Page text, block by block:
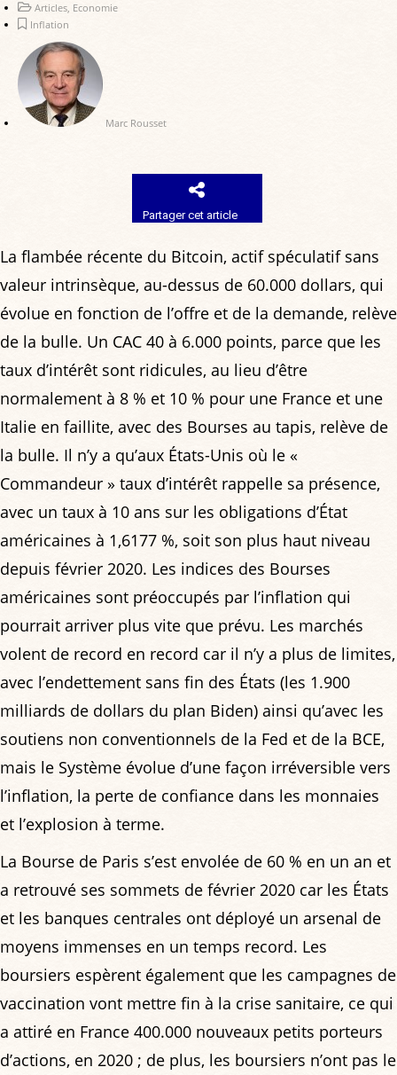
Articles, Economie
Inflation
Marc Rousset
Partager cet article
La flambée récente du Bitcoin, actif spéculatif sans
valeur intrinsèque, au-dessus de 60.000 dollars, qui
évolue en fonction de l’offre et de la demande, relève
de la bulle. Un CAC 40 à 6.000 points, parce que les
taux d’intérêt sont ridicules, au lieu d’être
normalement à 8 % et 10 % pour une France et une
Italie en faillite, avec des Bourses au tapis, relève de
la bulle. Il n’y a qu’aux États-Unis où le «
Commandeur » taux d’intérêt rappelle sa présence,
avec un taux à 10 ans sur les obligations d’État
américaines à 1,6177 %, soit son plus haut niveau
depuis février 2020. Les indices des Bourses
américaines sont préoccupés par l’inflation qui
pourrait arriver plus vite que prévu. Les marchés
volent de record en record car il n’y a plus de limites,
avec l’endettement sans fin des États (les 1.900
milliards de dollars du plan Biden) ainsi qu’avec les
soutiens non conventionnels de la Fed et de la BCE,
mais le Système évolue d’une façon irréversible vers
l’inflation, la perte de confiance dans les monnaies
et l’explosion à terme.
La Bourse de Paris s’est envolée de 60 % en un an et
a retrouvé ses sommets de février 2020 car les États
et les banques centrales ont déployé un arsenal de
moyens immenses en un temps record. Les
boursiers espèrent également que les campagnes de
vaccination vont mettre fin à la crise sanitaire, ce qui
a attiré en France 400.000 nouveaux petits porteurs
d’actions, en 2020 ; de plus, les boursiers n’ont pas le